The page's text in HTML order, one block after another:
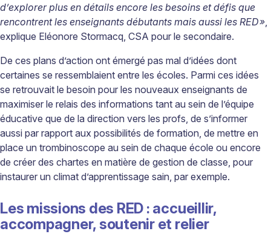
d’explorer plus en détails encore les besoins et défis que
rencontrent les enseignants débutants mais aussi les RED»,
explique Eléonore Stormacq, CSA pour le secondaire.
De ces plans d’action ont émergé pas mal d’idées dont
certaines se ressemblaient entre les écoles. Parmi ces idées
se retrouvait le besoin pour les nouveaux enseignants de
maximiser le relais des informations tant au sein de l’équipe
éducative que de la direction vers les profs, de s’informer
aussi par rapport aux possibilités de formation, de mettre en
place un trombinoscope au sein de chaque école ou encore
de créer des chartes en matière de gestion de classe, pour
instaurer un climat d’apprentissage sain, par exemple.
Les missions des RED : accueillir,
accompagner, soutenir et relier